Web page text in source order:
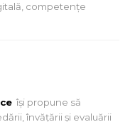
competențe
îşi propune să
învăţării şi evaluării